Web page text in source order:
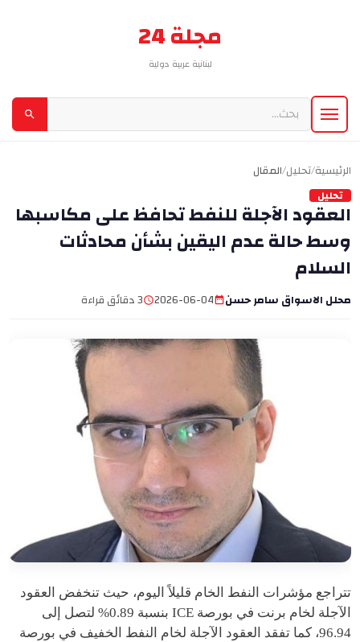
مجلة 24
لبنانية عربية دولية
الرئيسية/تحليل/المقال
تحليل
العقود الآجلة للنفط تحافظ على مكاسبها
وسط حالة عدم اليقين بشأن محادثات
السلام
محلل الاسواق سامر حسن 2026-06-04 3 دقائق قراءة
تتراجع مؤشرات النفط الخام قليلاً اليوم، حيث تنخفض العقود
الآجلة لخام برنت في بورصة ICE بنسبة 0.89% لتصل إلى
96.94، كما تفقد العقود الآجلة لخام النفط الخفيف في بورصة